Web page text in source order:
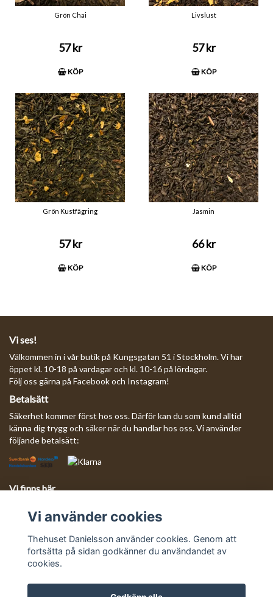
Grön Chai
57 kr
KÖP
Livslust
57 kr
KÖP
Grön Kustfägring
57 kr
KÖP
Jasmin
66 kr
KÖP
Vi ses!
Välkommen in i vår butik på Kungsgatan 51 i Stockholm. Vi har
öppet kl. 10-18 på vardagar och kl. 10-16 på lördagar.
Följ oss gärna på Facebook och Instagram!
Betalsätt
Säkerhet kommer först hos oss. Därför kan du som kund alltid
känna dig trygg och säker när du handlar hos oss. Vi använder
följande betalsätt:
Vi finns här
Mejla oss så svarar vi så fort vi kan!
Vi använder cookies
Thehuset Danielsson använder cookies. Genom att
fortsätta på sidan godkänner du användandet av
cookies.